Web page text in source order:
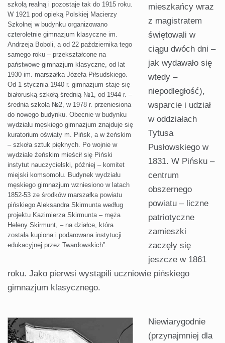
szkołą realną i pozostaje tak do 1915 roku.
W 1921 pod opieką Polskiej Macierzy
Szkolnej w budynku organizowano
czteroletnie gimnazjum klasyczne im.
Andrzeja Boboli, a od 22 października tego
samego roku – przekształcone na
państwowe gimnazjum klasyczne, od lat
1930 im. marszałka Józefa Piłsudskiego.
Od 1 stycznia 1940 r. gimnazjum staje się
białoruską szkołą średnią №1, od 1944 r. –
średnia szkoła №2, w 1978 r. przeniesiona
do nowego budynku. Obecnie w budynku
wydziału męskiego gimnazjum znajduje się
kuratorium oświaty m. Pińsk, a w żeńskim
– szkoła sztuk pięknych. Po wojnie w
wydziale żeńskim mieścił się Piński
instytut nauczycielski, później – komitet
miejski komsomołu. Budynek wydziału
męskiego gimnazjum wzniesiono w latach
1852-53 ze środków marszałka powiatu
pińskiego Aleksandra Skirmunta według
projektu Kazimierza Skirmunta – męża
Heleny Skirmunt, – na działce, która
została kupiona i podarowana instytucji
edukacyjnej przez Twardowskich”.
mieszkańcy wraz
z magistratem
świętowali w
ciągu dwóch dni –
jak wydawało się
wtedy –
niepodległość),
wsparcie i udział
w oddziałach
Tytusa
Pusłowskiego w
1831. W Pińsku –
centrum
obszernego
powiatu – liczne
patriotyczne
zamieszki
zaczęły się
jeszcze w 1861
roku. Jako pierwsi wystąpili uczniowie pińskiego
gimnazjum klasycznego.
Niewiarygodnie
(przynajmniej dla